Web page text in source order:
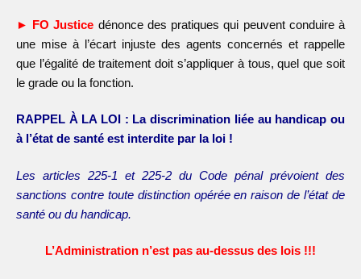
► FO Justice dénonce des pratiques qui peuvent conduire à
une mise à l’écart injuste des agents concernés et rappelle
que l’égalité de traitement doit s’appliquer à tous, quel que soit
le grade ou la fonction.
RAPPEL À LA LOI : La discrimination liée au handicap ou
à l’état de santé est interdite par la loi !
Les articles 225-1 et 225-2 du Code pénal prévoient des
sanctions contre toute distinction opérée en raisonde l’état de
santé ou du handicap.
L’Administration n’est pas au-dessus des lois !!!